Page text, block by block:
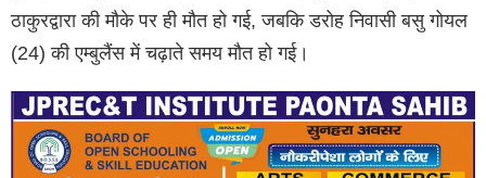
ठाकुरद्वारा की मौके पर ही मौत हो गई, जबकि डरोह निवासी बसु गोयल
(24) की एम्बुलैंस में चढ़ाते समय मौत हो गई।